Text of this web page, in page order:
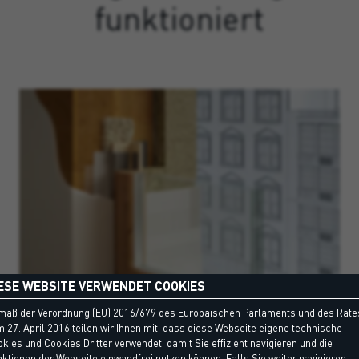
funktioniert
WEBSITE VERWENDET COOKIES
der Verordnung (EU) 2016/679 des Europäischen Parlaments und des
27. April 2016 teilen wir Ihnen mit, dass diese Webseite eigene technische
und Cookies Dritter verwendet, damit Sie effizient navigieren und die